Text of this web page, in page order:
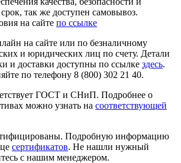
так же доступен самовывоз.
на сайте по ссылке
на сайте или по безналичному
и юридических лиц по счету. Детали
и доставки доступны по ссылке здесь.
по телефону 8 (800) 302 21 40.
ГОСТ и СНиП. Подробнее о
можно узнать на соответствующей
Подробную информацию
сертификатов. Не нашли нужный
с нашим менеджером.